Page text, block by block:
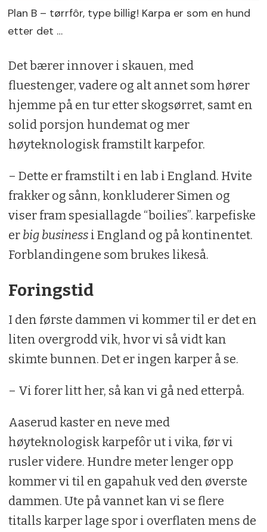
Plan B – tørrfôr, type billig! Karpa er som en hund
etter det …
Det bærer innover i skauen, med
fluestenger, vadere og alt annet som hører
hjemme på en tur etter skogsørret, samt en
solid porsjon hundemat og mer
høyteknologisk framstilt karpefor.
– Dette er framstilt i en lab i England. Hvite
frakker og sånn, konkluderer Simen og
viser fram spesiallagde “boilies”. karpefiske
er big businessi England og på kontinentet.
Forblandingene som brukes likeså.
Foringstid
I den første dammen vi kommer til er det en
liten overgrodd vik, hvor vi så vidt kan
skimte bunnen. Det er ingen karper å se.
– Vi forer litt her, så kan vi gå ned etterpå.
Aaserud kaster en neve med
høyteknologisk karpefôr ut i vika, før vi
rusler videre. Hundre meter lenger opp
kommer vi til en gapahuk ved den øverste
dammen. Ute på vannet kan vi se flere
titalls karper lage spor i overflaten mens de